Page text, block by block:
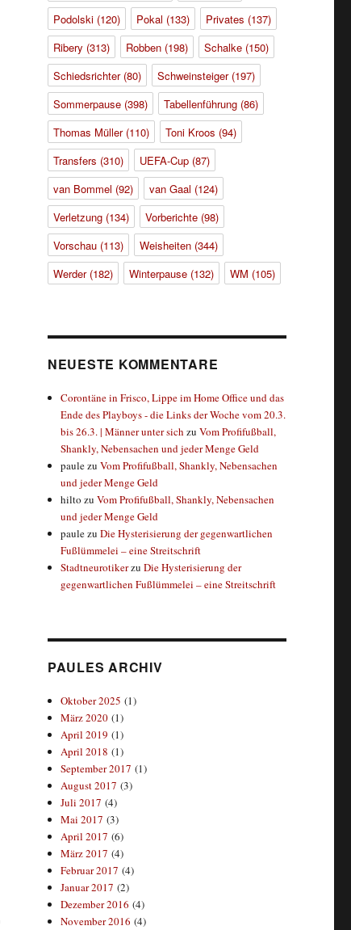
Podolski(120) Pokal (133) Privates (137)
Ribery (313) Robben(198) Schalke(150)
Schiedsrichter(80) Schweinsteiger(197)
Sommerpause(398) Tabellenführung(86)
Thomas Müller(110) Toni Kroos (94)
Transfers (310) UEFA-Cup(87)
van Bommel (92) van Gaal (124)
Verletzung(134) Vorberichte(98)
Vorschau(113) Weisheiten(344)
Werder(182) Winterpause(132) WM (105)
NEUESTE KOMMENTARE
Corontäne in Frisco, Lippe im Home Office und das
Ende des Playboys - die Links der Woche vom 20.3.
bis 26.3. | Männer unter sich zuVom Profifußball,
Shankly, Nebensachen und jeder Menge Geld
paulezuVom Profifußball, Shankly, Nebensachen
und jeder Menge Geld
hilto zuVom Profifußball, Shankly, Nebensachen
und jeder Menge Geld
paulezuDie Hysterisierung der gegenwartlichen
Fußlümmelei – eine Streitschrift
StadtneurotikerzuDie Hysterisierung der
gegenwartlichen Fußlümmelei – eine Streitschrift
PAULES ARCHIV
Oktober 2025 (1)
März 2020 (1)
April 2019 (1)
April 2018 (1)
September 2017 (1)
August 2017 (3)
Juli 2017 (4)
Mai 2017 (3)
April 2017 (6)
März 2017 (4)
Februar 2017 (4)
Januar 2017 (2)
Dezember 2016 (4)
November 2016 (4)